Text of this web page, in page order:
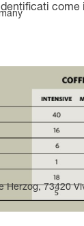
Herzog, 73420
come